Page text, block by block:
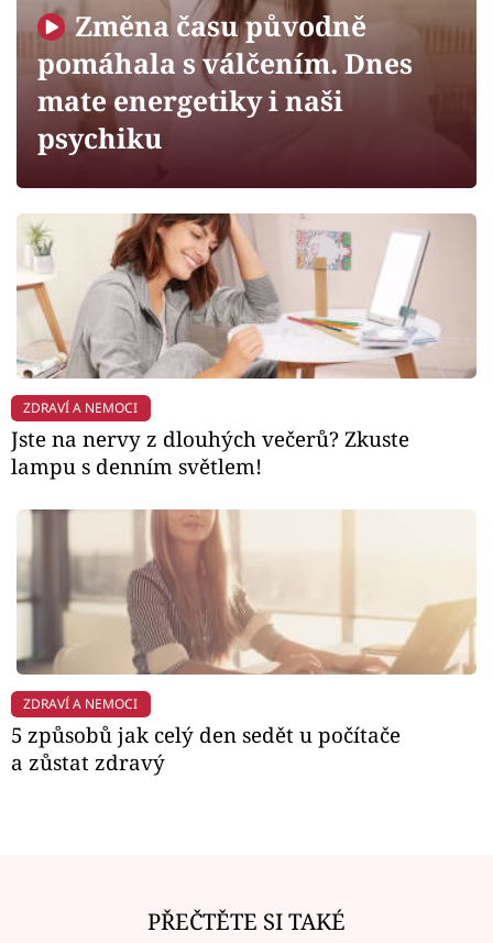
Sledujte prima+
Filmový festival Karlovy Vary
Mámy sobě
Přihlášení
Sledujte nás
Změna času původně
pomáhala s válčením. Dnes
mate energetiky i naši
psychiku
ZDRAVÍ A NEMOCI
Jste na nervy z dlouhých večerů? Zkuste
lampu s denním světlem!
ZDRAVÍ A NEMOCI
5 způsobů jak celý den sedět u počítače
a zůstat zdravý
PŘEČTĚTE SI TAKÉ